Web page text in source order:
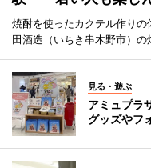
焼酎を使ったカクテル作り
田酒造（いちき串木野市）の
見る・遊ぶ
アミュプラ
グッズやフ